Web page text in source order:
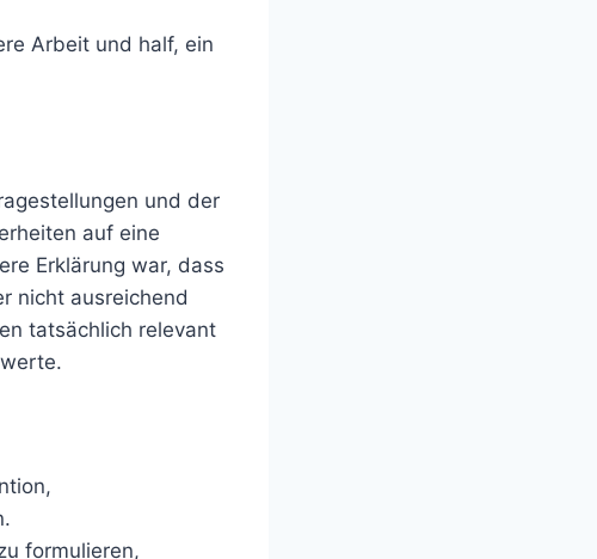
Arbeit und half, ein
und der
auf eine
Erklärung war, dass
nicht ausreichend
tatsächlich relevant
formulieren,